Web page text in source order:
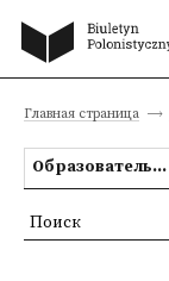
Главная страница
Образовательные предложения
Поиск